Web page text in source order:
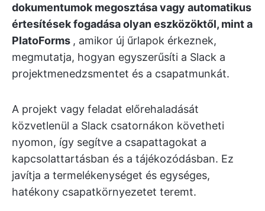
dokumentumok megosztása vagy automatikus
értesítések fogadása olyan eszközöktől, mint a
PlatoForms , amikor új űrlapok érkeznek,
megmutatja, hogyan egyszerűsíti a Slack a
projektmenedzsmentet és a csapatmunkát.
A projekt vagy feladat előrehaladását
közvetlenül a Slack csatornákon követheti
nyomon, így segítve a csapattagokat a
kapcsolattartásban és a tájékozódásban. Ez
javítja a termelékenységet és egységes,
hatékony csapatkörnyezetet teremt.